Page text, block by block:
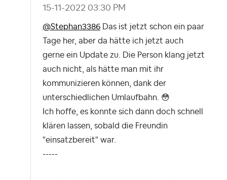
‎15-11-2022 03:30 PM
@Stephan3386 Das ist jetzt schon ein paar
Tage her, aber da hätte ich jetzt auch
gerne ein Update zu. Die Person klang jetzt
auch nicht, als hätte man mit ihr
kommunizieren können, dank der
unterschiedlichen Umlaufbahn. 😳
Ich hoffe, es konnte sich dann doch schnell
klären lassen, sobald die Freundin
"einsatzbereit" war.
-----